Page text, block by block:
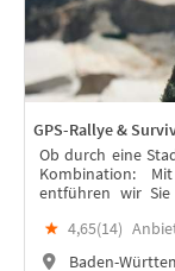
GPS-Rallye &
Ob durch eine
Kombination:
entführen wir
★ 4,65(14)
Baden-